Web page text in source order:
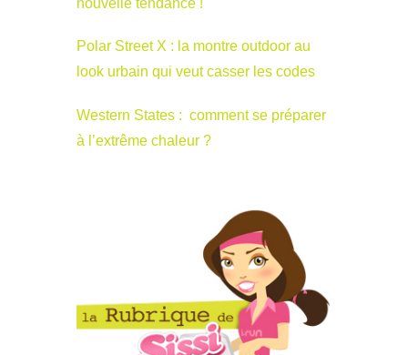
nouvelle tendance !
Polar Street X : la montre outdoor au
look urbain qui veut casser les codes
Western States : comment se préparer
à l’extrême chaleur ?